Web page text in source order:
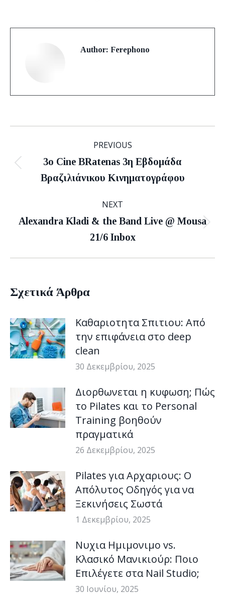
Author: Ferephono
navigation
PREVIOUS
Previous
post:
3ο Cine BRatenas 3η Εβδομάδα
Βραζιλιάνικου Κινηματογράφου
NEXT
Next
post:
Alexandra Kladi & the Band Live @ Mousa
21/6 Inbox
Σχετικά Άρθρα
Καθαριοτητα Σπιτιου: Από
την επιφάνεια στο deep
clean
30 Δεκεμβρίου, 2025
Διορθωνεται η κυφωση; Πώς
το Pilates και το Personal
Training βοηθούν
πραγματικά
26 Δεκεμβρίου, 2025
Pilates για Αρχαριους: Ο
Απόλυτος Οδηγός για να
Ξεκινήσεις Σωστά
1 Δεκεμβρίου, 2025
Νυχια Ημιμονιμο vs.
Κλασικό Μανικιούρ: Ποιο
Επιλέγετε στα Nail Studio;
30 Ιουνίου, 2025